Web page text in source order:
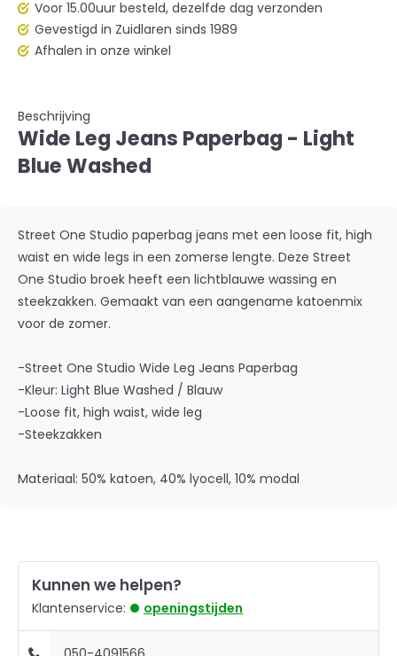
Voor 15.00uur besteld, dezelfde dag verzonden
Gevestigd in Zuidlaren sinds 1989
Afhalen in onze winkel
Beschrijving
Wide Leg Jeans Paperbag - Light
Blue Washed
Street One Studio paperbag jeans met een loose fit, high
waist en wide legs in een zomerse lengte. Deze Street
One Studio broek heeft een lichtblauwe wassing en
steekzakken. Gemaakt van een aangename katoenmix
voor de zomer.
-Street One Studio Wide Leg Jeans Paperbag
-Kleur: Light Blue Washed / Blauw
-Loose fit, high waist, wide leg
-Steekzakken
Materiaal: 50% katoen, 40% lyocell, 10% modal
Kunnen we helpen?
Klantenservice: openingstijden